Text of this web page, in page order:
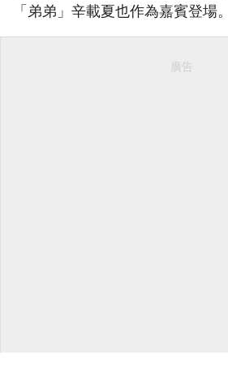
「弟弟」辛載夏也作為嘉賓登場。
廣告